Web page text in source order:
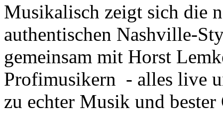
Musikalisch zeigt sich die
authentischen Nashville-
gemeinsam mit Horst
Profimusikern - alles live
zu echter Musik und